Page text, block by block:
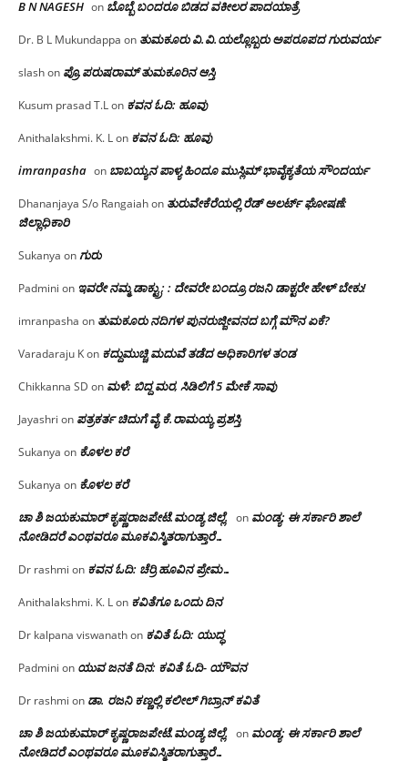
B N NAGESH on ಬೊಬ್ಬೆ ಬಂದರೂ ಬಿಡದ ವಕೀಲರ ಪಾದಯಾತ್ರೆ
Dr. B L Mukundappa on ತುಮಕೂರು‌ ವಿ.ವಿ.ಯಲ್ಲೊಬ್ಬರು ಅಪರೂಪದ ಗುರುವರ್ಯ
slashon ಪ್ರೊ.ಪರುಷರಾಮ್ ತುಮಕೂರಿನ ಆಸ್ತಿ
Kusum prasad T.Lon ಕವನ ಓದಿ: ಹೂವು
Anithalakshmi. K. Lon ಕವನ ಓದಿ: ಹೂವು
imranpasha on ಬಾಬಯ್ಯನ ಪಾಳ್ಯ ಹಿಂದೂ ಮುಸ್ಲಿಮ್ ಭಾವೈಕ್ಯತೆಯ ಸೌಂದರ್ಯ
Dhananjaya S/o Rangaiahon ತುರುವೇಕೆರೆಯಲ್ಲಿ ರೆಡ್ ಅಲರ್ಟ್ ಘೋಷಣೆ:
ಜಿಲ್ಲಾಧಿಕಾರಿ
Sukanya onಗುರು
Padmini on ಇವರೇ ನಮ್ಮ ಡಾಕ್ಟ್ರು; : ದೇವರೇ ಬಂದ್ರೂ ರಜನಿ ಡಾಕ್ಟರೇ ಹೇಳ್ ಬೇಕು!
imranpasha on ತುಮಕೂರು ನದಿಗಳ ಪುನರುಜ್ಜೀವನದ ಬಗ್ಗೆ ಮೌನ ಏಕೆ?
Varadaraju Kon ಕದ್ದುಮುಚ್ಚಿ ಮದುವೆ ತಡೆದ ಅಧಿಕಾರಿಗಳ ತಂಡ
Chikkanna SD on ಮಳೆ: ಬಿದ್ದ ಮರ, ಸಿಡಿಲಿಗೆ 5 ಮೇಕೆ ಸಾವು
Jayashri on ಪತ್ರಕರ್ತ ಚಿದುಗೆ ವೈ.ಕೆ.ರಾಮಯ್ಯ ಪ್ರಶಸ್ತಿ
Sukanya on ಕೊಳಲ ಕರೆ
Sukanya on ಕೊಳಲ ಕರೆ
ಚಾ ಶಿ ಜಯಕುಮಾರ್ ಕೃಷ್ಣರಾಜಪೇಟೆ.ಮಂಡ್ಯ ಜಿಲ್ಲೆ. on ಮಂಡ್ಯ: ಈ ಸರ್ಕಾರಿ ಶಾಲೆ
ನೋಡಿದರೆ ಎಂಥವರೂ ಮೂಕವಿಸ್ಮಿತರಾಗುತ್ತಾರೆ…
Dr rashmi on ಕವನ ಓದಿ: ಚೆರ್ರಿ ಹೂವಿನ ಪ್ರೇಮ…
Anithalakshmi. K. Lon ಕವಿತೆಗೂ ಒಂದು ದಿನ
Dr kalpana viswanathon ಕವಿತೆ ಓದಿ: ಯುದ್ಧ
Padmini on ಯುವ ಜನತೆ ದಿನ: ಕವಿತೆ ಓದಿ- ಯೌವನ
Dr rashmi on ಡಾ. ರಜನಿ‌ ಕಣ್ಣಲ್ಲಿ ಕಲೀಲ್ ಗಿಬ್ರಾನ್ ಕವಿತೆ
ಚಾ ಶಿ ಜಯಕುಮಾರ್ ಕೃಷ್ಣರಾಜಪೇಟೆ.ಮಂಡ್ಯ ಜಿಲ್ಲೆ. on ಮಂಡ್ಯ: ಈ ಸರ್ಕಾರಿ ಶಾಲೆ
ನೋಡಿದರೆ ಎಂಥವರೂ ಮೂಕವಿಸ್ಮಿತರಾಗುತ್ತಾರೆ…